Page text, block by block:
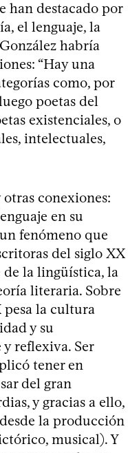
han destacado por
el lenguaje, la
habría
“Hay una
como, por
poetas del
existenciales, o
intelectuales,
conexiones:
en su
fenómeno que
del siglo XX
de la lingüística, la
literaria. Sobre
pesa la cultura
y su
reflexiva. Ser
tener en
del gran
y gracias a ello,
la producción
musical). Y